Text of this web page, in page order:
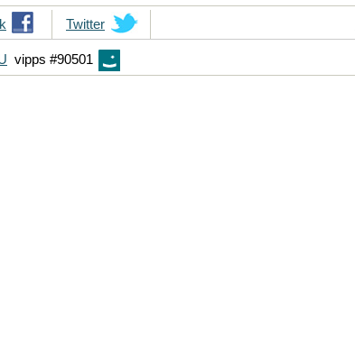
T
i
p
Twitter
vipps #90501